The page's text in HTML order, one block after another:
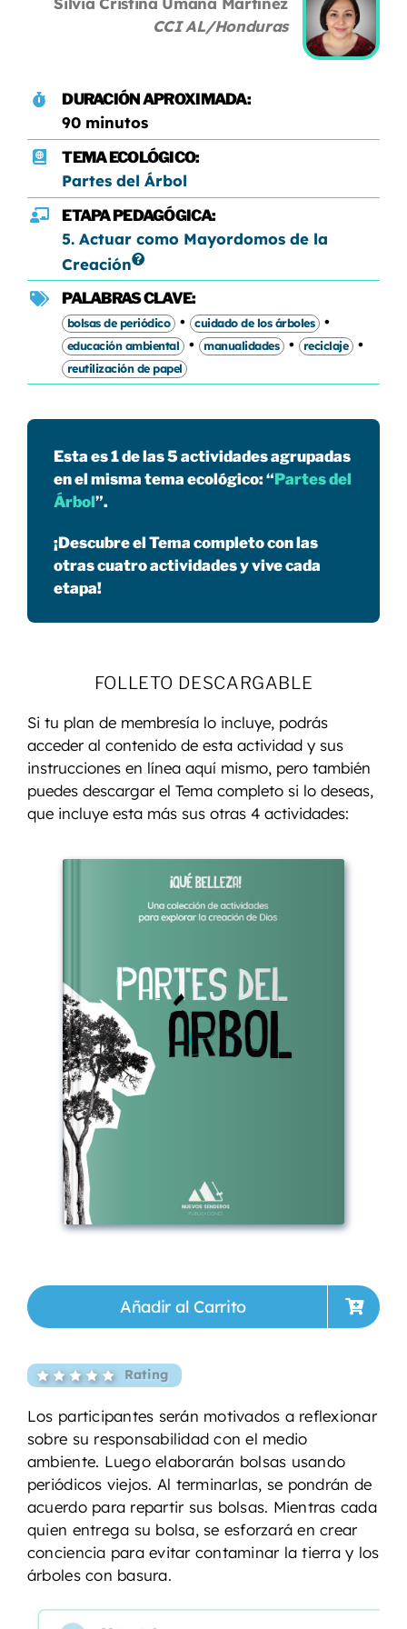
CCI AL/Honduras
DURACIÓN APROXIMADA:
90 minutos
TEMA ECOLÓGICO:
Partes del Árbol
ETAPA PEDAGÓGICA:
5. Actuar como Mayordomos de la
Creación
PALABRAS CLAVE:
bolsas de periódico • cuidado de los árboles •
educación ambiental • manualidades • reciclaje •
reutilización de papel
Esta es 1 de las 5 actividades agrupadas
en el misma tema ecológico: “Partes del
Árbol”.
¡Descubre el Tema completo con las
otras cuatro actividades y vive cada
etapa!
FOLLETO DESCARGABLE
Si tu plan de membresía lo incluye, podrás
acceder al contenido de esta actividad y sus
instrucciones en línea aquí mismo, pero también
puedes descargar el Tema completo si lo deseas,
que incluye esta más sus otras 4 actividades:
Añadir al Carrito
Rating
Los participantes serán motivados a reflexionar
sobre su responsabilidad con el medio
ambiente. Luego elaborarán bolsas usando
periódicos viejos. Al terminarlas, se pondrán de
acuerdo para repartir sus bolsas. Mientras cada
quien entrega su bolsa, se esforzará en crear
conciencia para evitar contaminar la tierra y los
árboles con basura.